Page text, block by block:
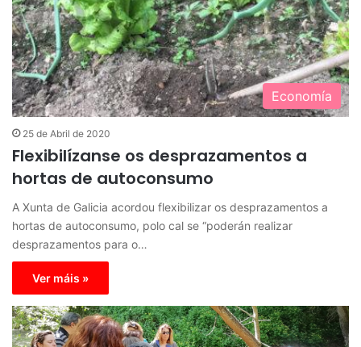
Economía
25 de Abril de 2020
Flexibilízanse os desprazamentos a
hortas de autoconsumo
A Xunta de Galicia acordou flexibilizar os desprazamentos a
hortas de autoconsumo, polo cal se “poderán realizar
desprazamentos para o…
Ver máis »